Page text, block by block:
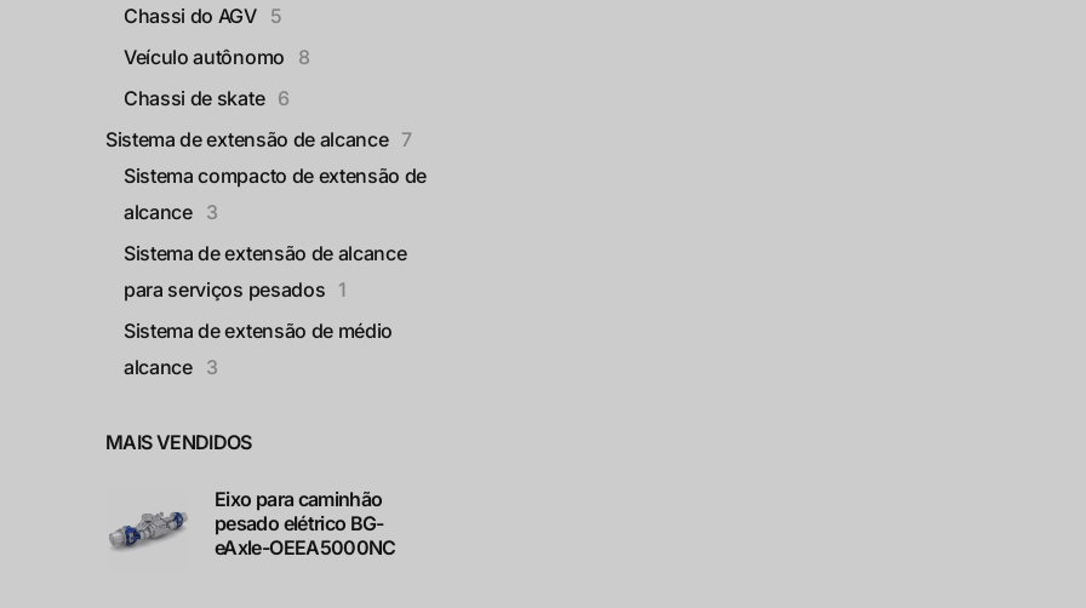
Chassi do AGV
5
Veículo autônomo
8
Chassi de skate 6
Sistema de extensão de alcance 7
Sistema compacto de extensão de
alcance
3
Sistema de extensão de alcance
para serviços pesados 1
Sistema de extensão de médio
alcance
3
MAIS VENDIDOS
Eixo para caminhão
pesado elétrico BG-
eAxle-OEEA5000NC